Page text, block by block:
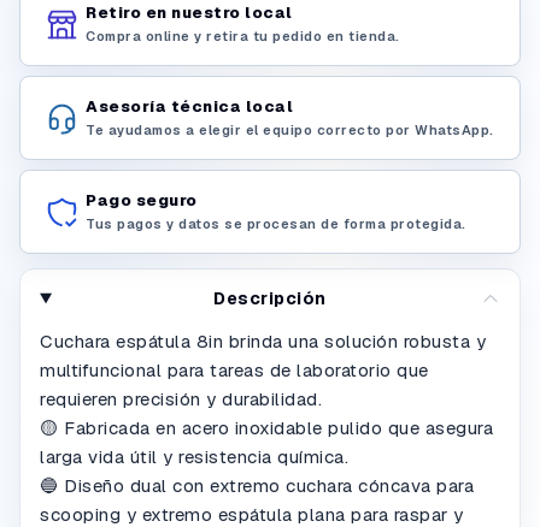
Retiro en nuestro local
Compra online y retira tu pedido en tienda.
Asesoría técnica local
Te ayudamos a elegir el equipo correcto por WhatsApp.
Pago seguro
Tus pagos y datos se procesan de forma protegida.
Descripción
Cuchara espátula 8in brinda una solución robusta y
multifuncional para tareas de laboratorio que
requieren precisión y durabilidad.
🟡 Fabricada en acero inoxidable pulido que asegura
larga vida útil y resistencia química.
🔵 Diseño dual con extremo cuchara cóncava para
scooping y extremo espátula plana para raspar y